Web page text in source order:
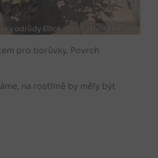
odrůdy Elliot – ilustrativní snímek
pro borůvky. Povrch
na rostlině by měly být